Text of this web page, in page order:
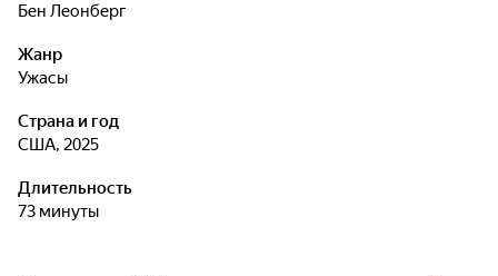
Бен Леонберг
Жанр
ужасы
Страна и год
США, 2025
Длительность
73 минуты